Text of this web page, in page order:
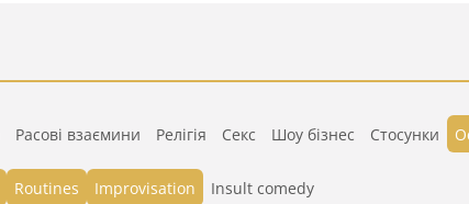
Расові взаємини Релігія Секс Шоу бізнес Стосунки
Routines Improvisation Insult comedy